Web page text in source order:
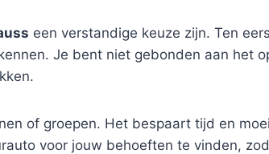
een verstandige keuze zijn. Ten
Je bent niet gebonden aan het
of groepen. Het bespaart tijd en
voor jouw behoeften te vinden,